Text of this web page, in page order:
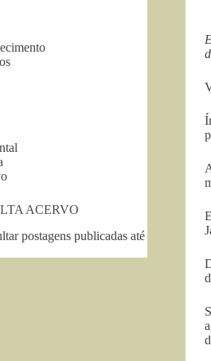
ACERVO
postagens publicadas até